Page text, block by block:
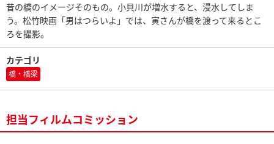
昔の橋のイメージそのもの。小貝川が増水すると、浸水してしま
う。松竹映画「男はつらいよ」では、寅さんが橋を渡って来るとこ
ろを撮影。
カテゴリ
橋・橋梁
担当フィルムコミッション